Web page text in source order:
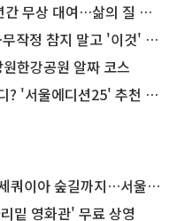
상 대여…삶의 질 높인다
참지 말고 '이것' 해보세요!
한강공원 알짜 코스
울에디션25' 추천 코스
숲길까지…서울둘레길 15코스
밑 영화관' 무료 상영